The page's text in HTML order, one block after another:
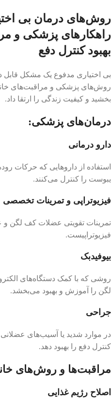
روش‌های درمان بی
راهکارهای پزشکی و
بهبود کنترل دفع
بی اختیاری مدفوع یک مشکل قابل
روش‌های پزشکی و مراقبت‌های
بخشید و کیفیت زندگی را ارتقا داد.
درمان‌های پزشکی:
دارو درمانی
استفاده از داروهایی که حرکات
یبوست را کنترل می‌کنند.
فیزیوتراپی و تمرینات تخصصی
تمرینات تقویتی عضلات کف لگن و
فیزیوتراپیست.
بیوفیدبک
روشی که با کمک دستگاه‌های
لگن را آموزش و بهبود می‌بخشد.
جراحی
در موارد شدید یا آسیب‌های
کنترل دفع را بهبود دهد.
مراقبت‌ها و روش‌های
اصلاح رژیم غذایی